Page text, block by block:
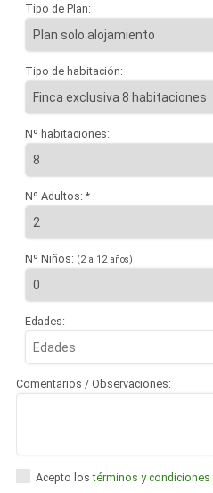
Tipo de Plan:
Tipo de habitación:
Nº habitaciones:
Nº Adultos: *
Nº Niños: (2 a 12 años)
Edades:
Comentarios / Observaciones:
Acepto lostérminos y condiciones